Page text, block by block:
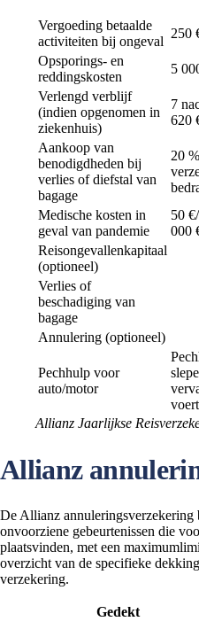
Vergoeding betaalde
activiteiten bij ongeval
250
Opsporings- en
reddingskosten
5
Verlengd verblijf
(indien opgenomen in
ziekenhuis)
7
620
Aankoop van
benodigdheden bij
verlies of diefstal van
bagage
20
Medische kosten in
geval van pandemie
50
000
Reisongevallenkapitaal
(optioneel)
Verlies of
beschadiging van
bagage
Annulering (optioneel)
Pechhulp voor
auto/motor
Allianz Jaarlijkse
Allianz
De Allianz
onvoorziene gebeurtenissen die
plaatsvinden, met een
overzicht van de specifieke
verzekering.
Gedekt